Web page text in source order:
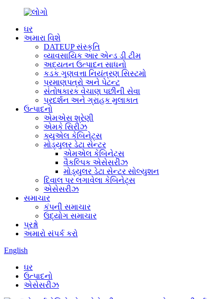
ઘર
અમારા વિશે
DATEUP સંસ્કૃતિ
વ્યાવસાયિક આર એન્ડ ડી ટીમ
અદ્યતન ઉત્પાદન સાધનો
કડક ગુણવત્તા નિયંત્રણ સિસ્ટમો
પ્રમાણપત્રો અને પેટન્ટ
સંતોષકારક વેચાણ પછીની સેવા
પ્રદર્શન અને ગ્રાહક મુલાકાત
ઉત્પાદનો
એમએસ શ્રેણી
એમકે સિરીઝ
ક્યુએલ કેબિનેટ્સ
મોડ્યુલર ડેટા સેન્ટર
એમએલ કેબિનેટ્સ
વૈકલ્પિક એસેસરીઝ
મોડ્યુલર ડેટા સેન્ટર સોલ્યુશન
દિવાલ પર લગાવેલા કેબિનેટ્સ
એસેસરીઝ
સમાચાર
કંપની સમાચાર
ઉદ્યોગ સમાચાર
પ્રશ્નો
અમારો સંપર્ક કરો
English
ઘર
ઉત્પાદનો
એસેસરીઝ